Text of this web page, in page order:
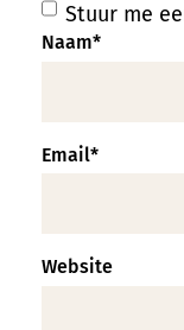
Stuur me
Naam*
Email*
Website